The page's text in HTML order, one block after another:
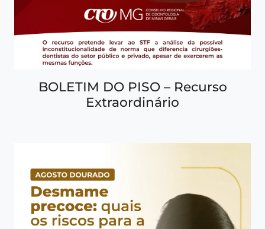
BOLETIM DO PISO – Recurso
Extraordinário